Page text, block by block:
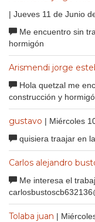
| Jueves 11 de Junio
Me encuentro sin
hormigón
Arismendi jorge
Hola quetzal me
construcción y
gustavo | Miércoles
quisiera traajar en
Carlos alejandro
Me interesa el
Tolaba juan |